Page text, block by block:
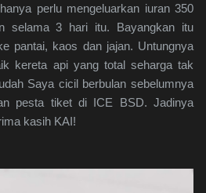
perlu mengeluarkan iuran 350
selama 3 hari itu. Bayangkan itu
pantai, kaos dan jajan. Untungnya
kereta api yang total seharga tak
Saya cicil berbulan sebelumnya
pesta tiket di ICE BSD. Jadinya
kasih KAI!